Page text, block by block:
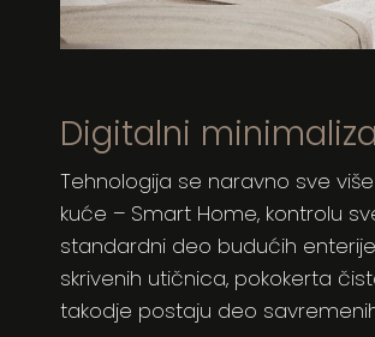
Digitalni
Tehnologija se naravno sve
kuće – Smart Home, kontrolu
standardni deo budućih
skrivenih utičnica, pokokerta
takodje postaju deo